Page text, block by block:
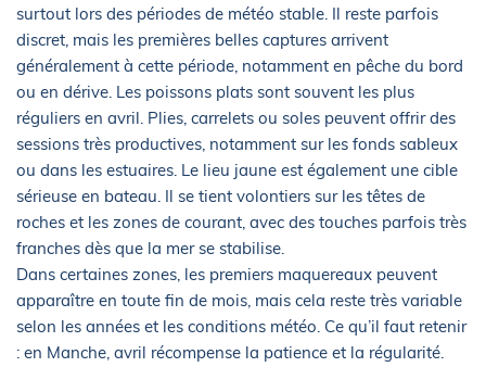
surtout lors des périodes de météo stable. Il reste parfois
discret, mais les premières belles captures arrivent
généralement à cette période, notamment en pêche du bord
ou en dérive. Les poissons plats sont souvent les plus
réguliers en avril. Plies, carrelets ou soles peuvent offrir des
sessions très productives, notamment sur les fonds sableux
ou dans les estuaires. Le lieu jaune est également une cible
sérieuse en bateau. Il se tient volontiers sur les têtes de
roches et les zones de courant, avec des touches parfois très
franches dès que la mer se stabilise.
Dans certaines zones, les premiers maquereaux peuvent
apparaître en toute fin de mois, mais cela reste très variable
selon les années et les conditions météo. Ce qu’il faut retenir
: en Manche, avril récompense la patience et la régularité.